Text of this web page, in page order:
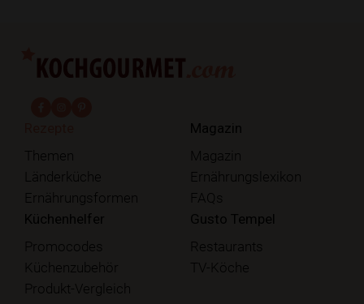
Themen
Länderküche
Ernährungsformen
Magazin
Magazin
Ernährungslexikon
FAQs
Küchenhelfer
Promocodes
Küchenzubehör
Produkt-Vergleich
Gusto Tempel
Restaurants
TV-Köche